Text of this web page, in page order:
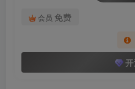
会员 免费